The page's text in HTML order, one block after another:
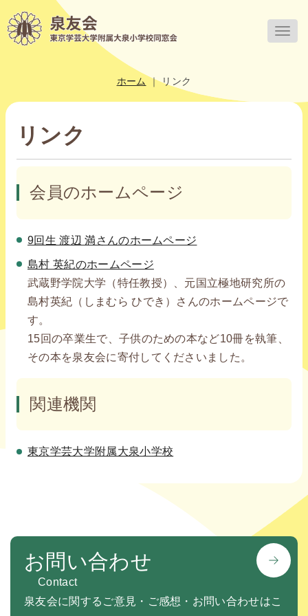
ホーム ｜リンク
リンク
会員のホームページ
9回生 渡辺 満さんのホームページ
島村 英紀のホームページ
武蔵野学院大学（特任教授）、元国立極地研究所の
島村英紀（しまむら ひでき）さんのホームページで
す。
15回の卒業生で、子供のための本など10冊を執筆、
その本を泉友会に寄付してくださいました。
関連機関
東京学芸大学附属大泉小学校
お問い合わせ
Contact
泉友会に関するご意見・ご感想・お問い合わせはこ